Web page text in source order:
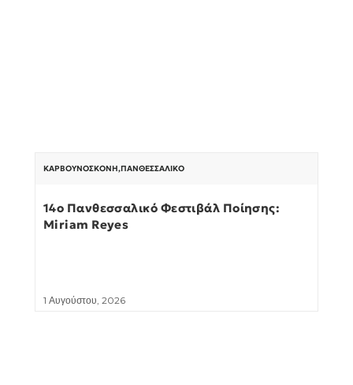
ΚΑΡΒΟΥΝΌΣΚΟΝΗ,ΠΑΝΘΕΣΣΑΛΙΚΌ
14ο Πανθεσσαλικό Φεστιβάλ Ποίησης:
Miriam Reyes
1 Αυγούστου, 2026